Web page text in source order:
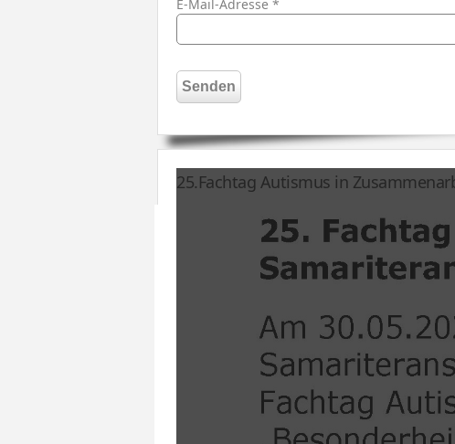
E-Mail-Adresse *
Senden
25.Fachtag Autismus in